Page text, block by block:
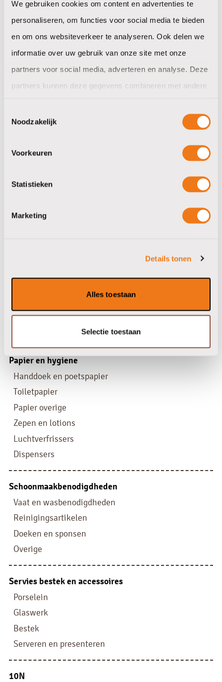
We gebruiken cookies om content en advertenties te
personaliseren, om functies voor social media te bieden
en om ons websiteverkeer te analyseren. Ook delen we
informatie over uw gebruik van onze site met onze
partners voor social media, adverteren en analyse. Deze
partners kunnen deze gegevens combineren met andere
verzameld op basis van uw gebruik van hun services.
Noodzakelijk
Voorkeuren
Statistieken
Marketing
Details tonen
Alles toestaan
Selectie toestaan
Afvalzakken en bakken
Koffiekoekjes
Chips en hartig
Drop en suikerwerken
Dranken
Dripl siropen
Limonade siropen
Papier en hygiene
Handdoek en poetspapier
Toiletpapier
Papier overige
Zepen en lotions
Luchtverfrissers
Dispensers
Schoonmaakbenodigdheden
Vaat en wasbenodigdheden
Reinigingsartikelen
Doeken en sponsen
Overige
Servies bestek en accessoires
Porselein
Glaswerk
Bestek
Serveren en presenteren
10N